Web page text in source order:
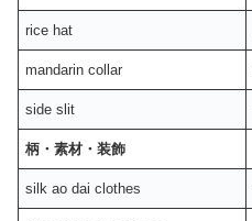
rice hat
mandarin collar
side slit
柄・素材・装飾
silk ao dai clothes